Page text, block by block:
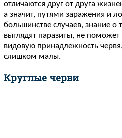
отличаются друг от друга
а значит, путями заражения и
большинстве случаев, знание о
выглядят паразиты, не поможет
видовую принадлежность
слишком малы.
Круглые черви